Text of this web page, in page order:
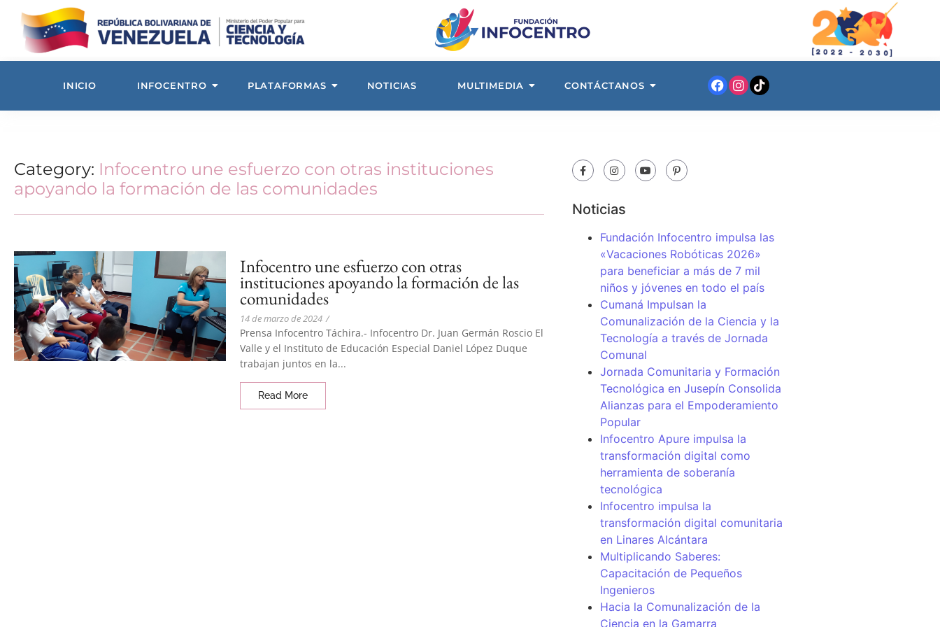
INICIO INFOCENTRO PLATAFORMAS NOTICIAS MULTIMEDIA CONTÁCTANOS
Category: Infocentro une esfuerzo con otras instituciones
apoyando la formación de las comunidades
Infocentro une esfuerzo con otras
instituciones apoyando la formación de las
comunidades
14 de marzo de 2024 /
Prensa Infocentro Táchira.- Infocentro Dr. Juan Germán Roscio El
Valle y el Instituto de Educación Especial Daniel López Duque
trabajan juntos en la...
Read More
Noticias
Fundación Infocentro impulsa las
«Vacaciones Robóticas 2026»
para beneficiar a más de 7 mil
niños y jóvenes en todo el país
Cumaná Impulsan la
Comunalización de la Ciencia y la
Tecnología a través de Jornada
Comunal
Jornada Comunitaria y Formación
Tecnológica en Jusepín Consolida
Alianzas para el Empoderamiento
Popular
Infocentro Apure impulsa la
transformación digital como
herramienta de soberanía
tecnológica
Infocentro impulsa la
transformación digital comunitaria
en Linares Alcántara
Multiplicando Saberes:
Capacitación de Pequeños
Ingenieros
Hacia la Comunalización de la
Ciencia en la Gamarra